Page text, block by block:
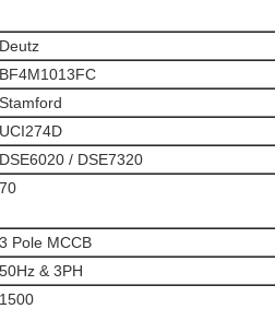
Deutz
BF4M1013FC
Stamford
UCI274D
DSE6020 / DSE7320
70
3 Pole MCCB
50Hz & 3PH
1500